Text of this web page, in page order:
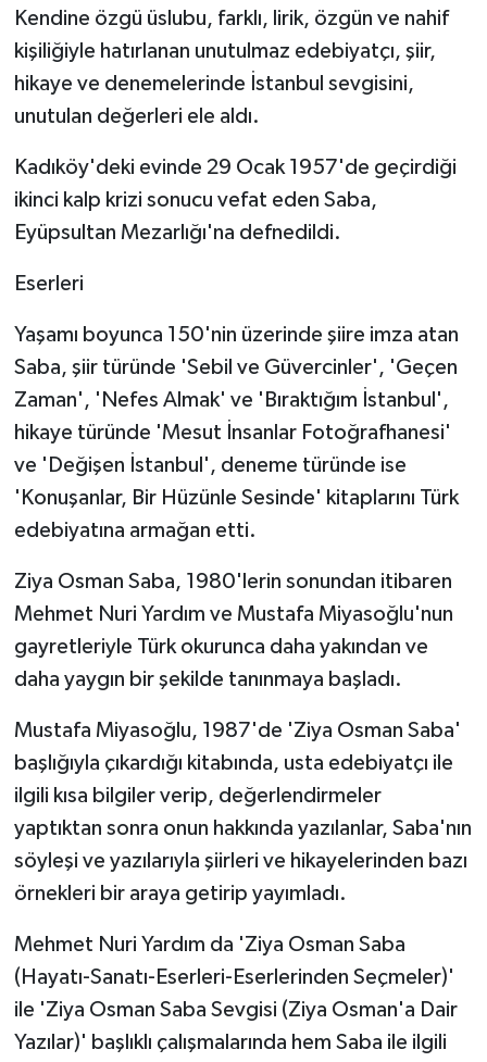
Kendine özgü üslubu, farklı, lirik, özgün ve nahif
kişiliğiyle hatırlanan unutulmaz edebiyatçı, şiir,
hikaye ve denemelerinde İstanbul sevgisini,
unutulan değerleri ele aldı.
Kadıköy'deki evinde 29 Ocak 1957'de geçirdiği
ikinci kalp krizi sonucu vefat eden Saba,
Eyüpsultan Mezarlığı'na defnedildi.
Eserleri
Yaşamı boyunca 150'nin üzerinde şiire imza atan
Saba, şiir türünde 'Sebil ve Güvercinler', 'Geçen
Zaman', 'Nefes Almak' ve 'Bıraktığım İstanbul',
hikaye türünde 'Mesut İnsanlar Fotoğrafhanesi'
ve 'Değişen İstanbul', deneme türünde ise
'Konuşanlar, Bir Hüzünle Sesinde' kitaplarını Türk
edebiyatına armağan etti.
Ziya Osman Saba, 1980'lerin sonundan itibaren
Mehmet Nuri Yardım ve Mustafa Miyasoğlu'nun
gayretleriyle Türk okurunca daha yakından ve
daha yaygın bir şekilde tanınmaya başladı.
Mustafa Miyasoğlu, 1987'de 'Ziya Osman Saba'
başlığıyla çıkardığı kitabında, usta edebiyatçı ile
ilgili kısa bilgiler verip, değerlendirmeler
yaptıktan sonra onun hakkında yazılanlar, Saba'nın
söyleşi ve yazılarıyla şiirleri ve hikayelerinden bazı
örnekleri bir araya getirip yayımladı.
Mehmet Nuri Yardım da 'Ziya Osman Saba
(Hayatı-Sanatı-Eserleri-Eserlerinden Seçmeler)'
ile 'Ziya Osman Saba Sevgisi (Ziya Osman'a Dair
Yazılar)' başlıklı çalışmalarında hem Saba ile ilgili